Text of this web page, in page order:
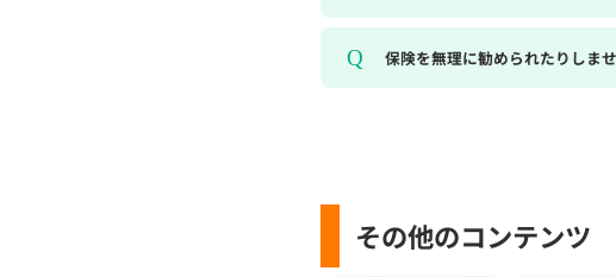
保険を無理に勧められたりしま
その他のコンテンツ